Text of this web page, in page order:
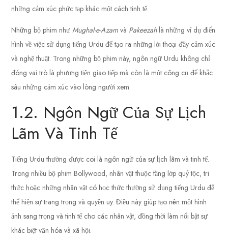
những cảm xúc phức tạp khác một cách tinh tế.
Những bộ phim nhưMughal-e-Azam và Pakeezahlà những ví dụ điển
hình về việc sử dụng tiếng Urdu để tạo ra những lời thoại đầy cảm xúc
và nghệ thuật. Trong những bộ phim này, ngôn ngữ Urdu không chỉ
đóng vai trò là phương tiện giao tiếp mà còn là một công cụ để khắc
sâu những cảm xúc vào lòng người xem.
1.2. Ngôn Ngữ Của Sự Lịch
Lãm Và Tinh Tế
Tiếng Urdu thường được coi là ngôn ngữ của sự lịch lãm và tinh tế.
Trong nhiều bộ phim Bollywood, nhân vật thuộc tầng lớp quý tộc, tri
thức hoặc những nhân vật có học thức thường sử dụng tiếng Urdu để
thể hiện sự trang trọng và quyền uy. Điều này giúp tạo nên một hình
ảnh sang trọng và tinh tế cho các nhân vật, đồng thời làm nổi bật sự
khác biệt văn hóa và xã hội.